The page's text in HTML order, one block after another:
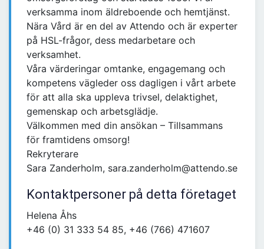
verksamma inom äldreboende och hemtjänst.
Nära Vård är en del av Attendo och är experter
på HSL-frågor, dess medarbetare och
verksamhet.
Våra värderingar omtanke, engagemang och
kompetens vägleder oss dagligen i vårt arbete
för att alla ska uppleva trivsel, delaktighet,
gemenskap och arbetsglädje.
Välkommen med din ansökan – Tillsammans
för framtidens omsorg!
Rekryterare
Sara Zanderholm, sara.zanderholm@attendo.se
Kontaktpersoner på detta företaget
Helena Åhs
+46 (0) 31 333 54 85, +46 (766) 471607